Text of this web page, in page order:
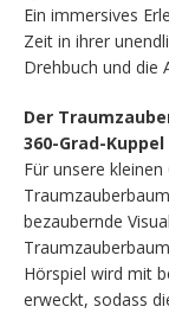
Ein immersives
Zeit in ihrer
Drehbuch und die
Der
360-Grad-Kuppel
Für unsere
bezaubernde
Hörspiel wird mit
erweckt, sodass